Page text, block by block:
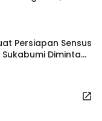
Persiapan Sensus
Diminta